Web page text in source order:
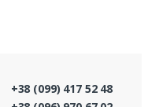
+38 (099) 417 52 48